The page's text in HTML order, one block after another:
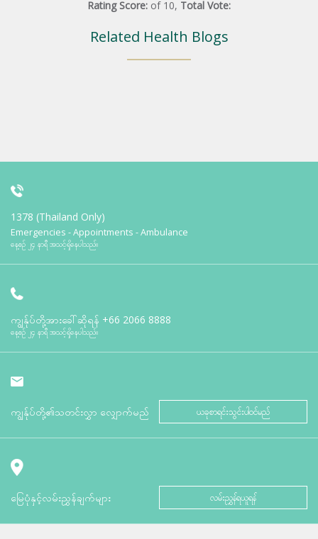
Rating Score: of 10, Total Vote:
Related Health Blogs
1378 (Thailand Only)
Emergencies - Appointments - Ambulance
နေ့စဉ် ၂၄ နာရီ အသင့်ရှိနေပါသည်။
ကျွန်ုပ်တို့အားခေါ်ဆိုရန် +66 2066 8888
နေ့စဉ် ၂၄ နာရီ အသင့်ရှိနေပါသည်။
ကျွန်ုပ်တို့၏သတင်းလွှာ လျှောက်မည် ယခုစာရင်းသွင်းပါဝင်မည်
မြေပုံနှင့်လမ်းညွှန်ချက်များ လမ်းညွှန်ရယူရန်